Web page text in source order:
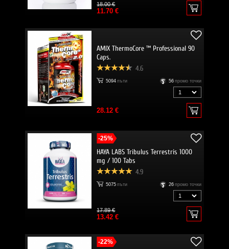
18.00 €
11.70 €
AMIX ThermoCore ™ Professional 90
Caps.
4.6
5094 пъти 56 промо точки
28.12 €
-25%
HAYA LABS Tribulus Terrestris 1000
mg / 100 Tabs
4.9
5075 пъти 26 промо точки
17.89 €
13.42 €
-22%